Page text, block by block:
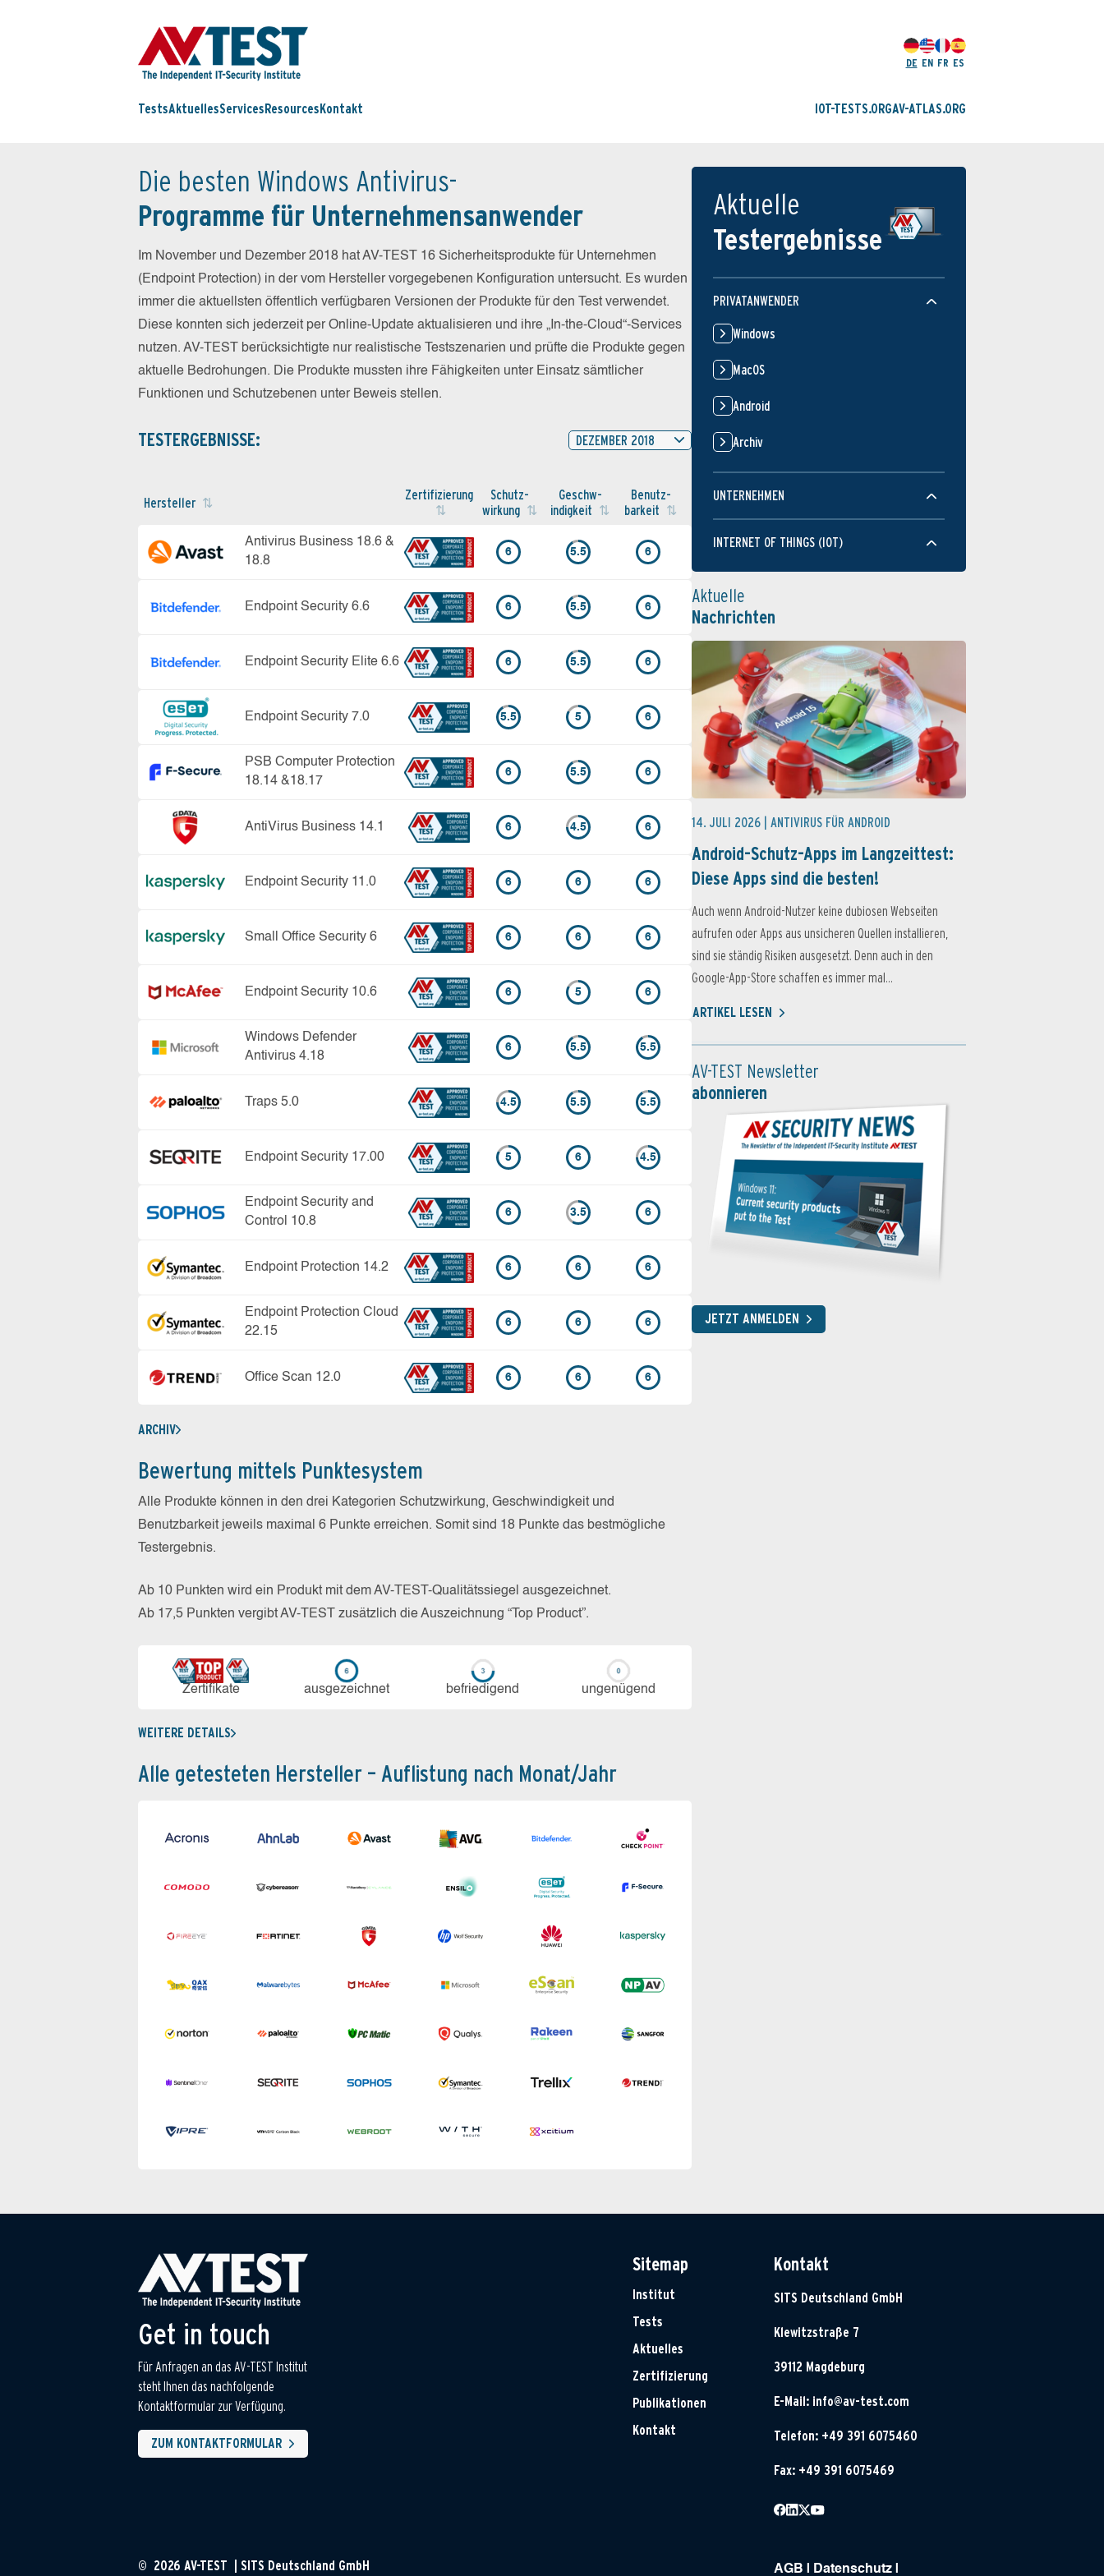
DE EN FR ES
TestsAktuellesServices Resources Kontakt IOT-TESTS.ORGAV-ATLAS.ORG
Die besten Windows Antivirus-
Programme für Unternehmensanwender
Im November und Dezember 2018 hat AV-TEST 16 Sicherheitsprodukte für Unternehmen
(Endpoint Protection) in der vom Hersteller vorgegebenen Konfiguration untersucht. Es wurden
immer die aktuellsten öffentlich verfügbaren Versionen der Produkte für den Test verwendet.
Diese konnten sich jederzeit per Online-Update aktualisieren und ihre „In-the-Cloud“-Services
nutzen. AV-TEST berücksichtigte nur realistische Testszenarien und prüfte die Produkte gegen
aktuelle Bedrohungen. Die Produkte mussten ihre Fähigkeiten unter Einsatz sämtlicher
Funktionen und Schutzebenen unter Beweis stellen.
TESTERGEBNISSE: DEZEMBER 2018
Hersteller Zertifi­zierung
Schutz­
wirkung
Geschw­
indigkeit
Benutz­
barkeit
Antivirus Business 18.6 &
18.8
6 5.5 6
Endpoint Security 6.6 6 5.5 6
Endpoint Security Elite 6.6 6 5.5 6
Endpoint Security 7.0 5.5 5 6
PSB Computer Protection
18.14 &18.17
6 5.5 6
AntiVirus Business 14.1 6 4.5 6
Endpoint Security 11.0 6 6 6
Small Office Security 6 6 6 6
Endpoint Security 10.6 6 5 6
Windows Defender
Antivirus 4.18
6 5.5 5.5
Traps 5.0 4.5 5.5 5.5
Endpoint Security 17.00 5 6 4.5
Endpoint Security and
Control 10.8
6 3.5 6
Endpoint Protection 14.2 6 6 6
Endpoint Protection Cloud
22.15
6 6 6
Office Scan 12.0 6 6 6
ARCHIV
Bewertung mittels Punktesystem
Alle Produkte können in den drei Kategorien Schutzwirkung, Geschwindigkeit und
Benutzbarkeit jeweils maximal 6 Punkte erreichen. Somit sind 18 Punkte das bestmögliche
Testergebnis.
Ab 10 Punkten wird ein Produkt mit dem AV-TEST-Qualitätssiegel ausgezeichnet.
Ab 17,5 Punkten vergibt AV-TEST zusätzlich die Auszeichnung “Top Product”.
Zerti­fikate aus­ge­zeich­net be­frie­di­gend un­ge­nü­gend
WEITERE DETAILS
Alle getesteten Hersteller – Auflistung nach Monat/Jahr
Aktuelle
Testergebnisse
PRIVATANWENDER
Windows
MacOS
Android
Archiv
UNTERNEHMEN
INTERNET OF THINGS (IOT)
Aktuelle
Nachrichten
14. JULI 2026 | ANTIVIRUS FÜR ANDROID
Android-Schutz-Apps im Langzeittest:
Diese Apps sind die besten!
Auch wenn Android-Nutzer keine dubiosen Webseiten
aufrufen oder Apps aus unsicheren Quellen installieren,
sind sie ständig Risiken ausgesetzt. Denn auch in den
Google-App-Store schaffen es immer mal...
ARTIKEL LESEN
AV-TEST Newsletter
abonnieren
JETZT ANMELDEN
Get in touch
Für Anfragen an das AV-TEST Institut
steht Ihnen das nachfolgende
Kontaktformular zur Verfügung.
ZUM KONTAKTFORMULAR
Sitemap
Institut
Tests
Aktuelles
Zertifizierung
Publikationen
Kontakt
Kontakt
SITS Deutschland GmbH
Klewitzstraße 7
39112 Magdeburg
E-Mail: info@av-test.com
Telefon: +49 391 6075460
Fax: +49 391 6075469
AGB Datenschutz
© 2026 AV-TEST | SITS Deutschland GmbH